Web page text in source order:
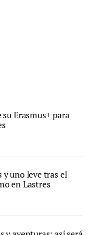
Erasmus+ para
y uno leve tras el
en Lastres